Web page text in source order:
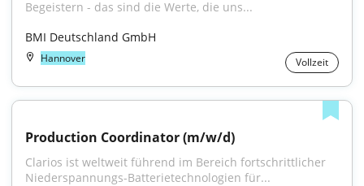
Begeistern - das sind die Werte, die uns...
BMI Deutschland GmbH
Hannover Vollzeit
Production Coordinator (m/w/d)
Clarios ist weltweit führend im Bereich fortschrittlicher
Niederspannungs-Batterietechnologien für...